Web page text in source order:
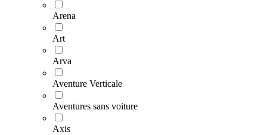
Arena
Art
Arva
Aventure Verticale
Aventures sans voiture
Axis